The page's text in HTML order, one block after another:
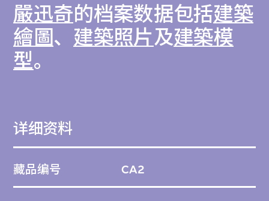
迅奇近年於中國內地的作品，如竹亭、歪院宅
（怪院子）和廣東省博物館，則展示其如何在
現代設計概念中融合並參考中國的傳統建築手
法。
分為概念草圖和相對詳細的繪圖。由於這些資
料為嚴迅奇的個人收藏，非其建築事務所的檔
案，故欠缺詳細的建築平面圖。這批資料展現
了這些建築項目的早期設計過程，與M+藏品
嚴迅奇的档案数据包括建築
繪圖、 建築照片及建築模
型。
详细资料
藏品编号 CA2